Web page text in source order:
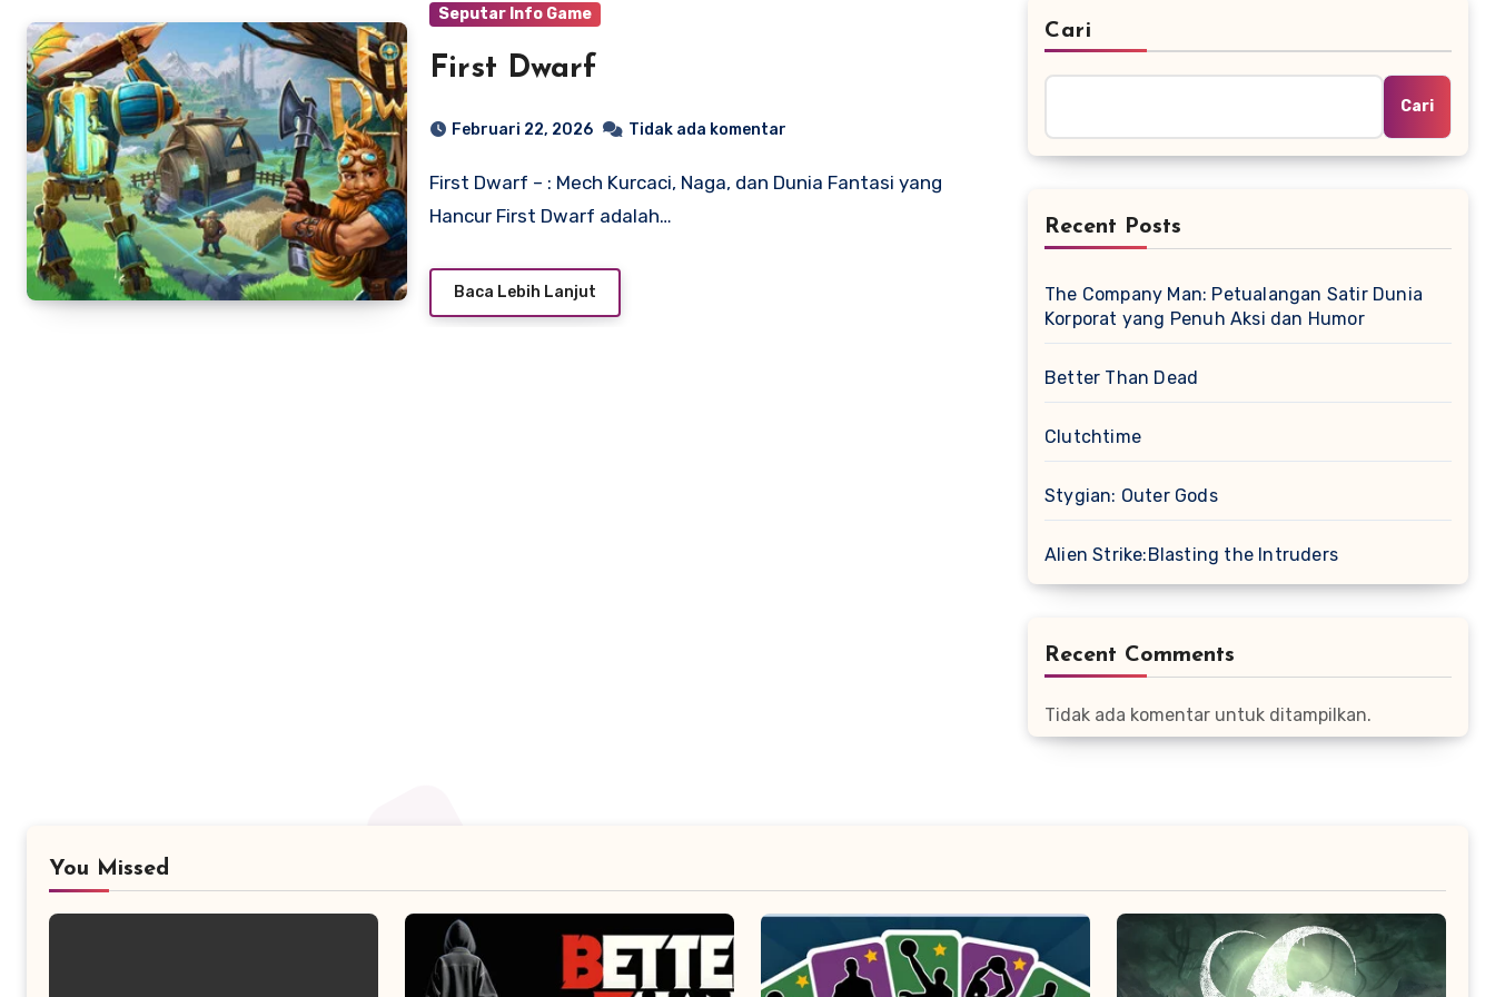
Seputar Info Game
First Dwarf
Februari 22, 2026 Tidak ada komentar
First Dwarf – : Mech Kurcaci, Naga, dan Dunia Fantasi yang
Hancur First Dwarf adalah…
Baca Lebih Lanjut
Cari
Cari
Recent Posts
The Company Man: Petualangan Satir Dunia
Korporat yang Penuh Aksi dan Humor
Better Than Dead
Clutchtime
Stygian: Outer Gods
Alien Strike:Blasting the Intruders
Recent Comments
Tidak ada komentar untuk ditampilkan.
You Missed